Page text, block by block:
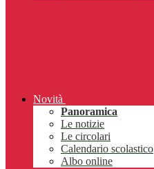
Novità
Panoramica
Le notizie
Le circolari
Calendario scolastico
Albo online